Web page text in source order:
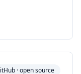
· open source